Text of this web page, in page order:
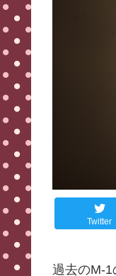
Twitter
過去のM-1